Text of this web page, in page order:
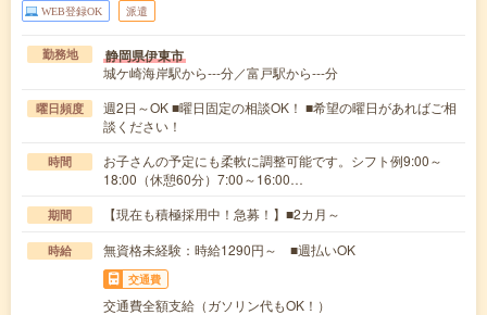
WEB登録OK 派遣
勤務地 静岡県伊東市
城ケ崎海岸駅から---分／富戸駅から---分
曜日頻度
週2日～OK ■曜日固定の相談OK！ ■希望の曜日があればご相
談ください！
時間
お子さんの予定にも柔軟に調整可能です。シフト例9:00～
18:00（休憩60分）7:00～16:00…
期間 【現在も積極採用中！急募！】■2カ月～
時給 無資格未経験：時給1290円～ ■週払いOK
交通費
交通費全額支給（ガソリン代もOK！）